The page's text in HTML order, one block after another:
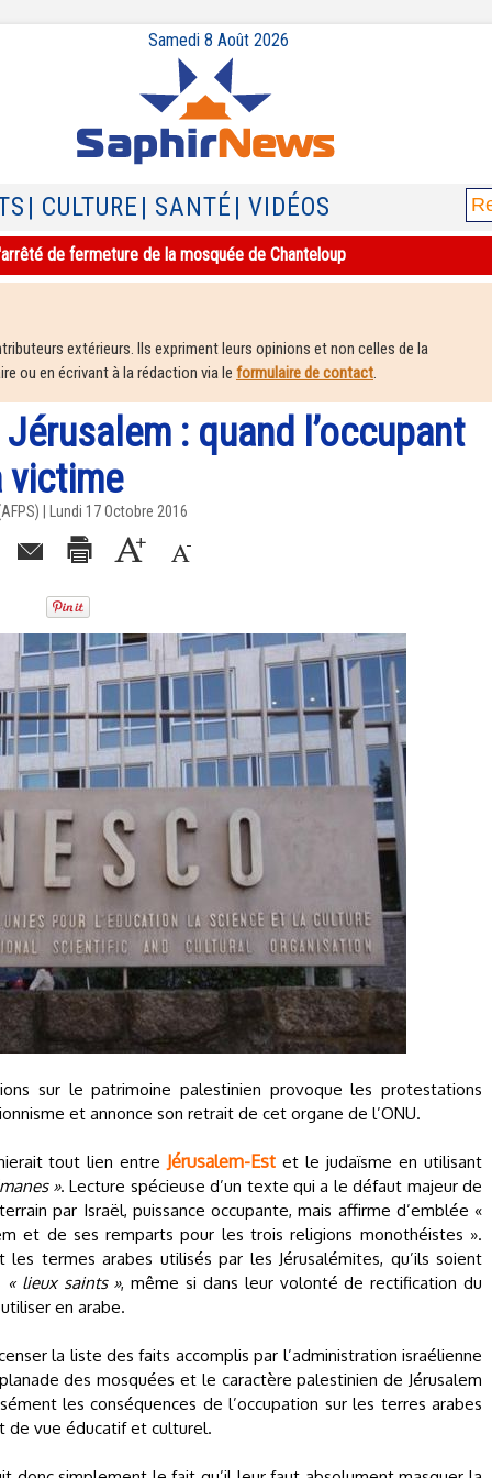
Samedi 8 Août 2026
| CULTURE | SANTÉ | VIDÉOS
de fermeture de la mosquée de Chanteloup
extérieurs. Ils expriment leurs opinions et non celles de la
ou en écrivant à la rédaction via le formulaire de contact.
: quand l’occupant
victime
| Lundi 17 Octobre 2016
sur le patrimoine palestinien provoque les protestations
et annonce son retrait de cet organe de l’ONU.
tout lien entre Jérusalem-Est et le judaïsme en utilisant
». Lecture spécieuse d’un texte qui a le défaut majeur de
par Israël, puissance occupante, mais affirme d’emblée «
et de ses remparts pour les trois religions monothéistes ».
les termes arabes utilisés par les Jérusalémites, qu’ils soient
« lieux saints », même si dans leur volonté de rectification du
en arabe.
la liste des faits accomplis par l’administration israélienne
des mosquées et le caractère palestinien de Jérusalem
les conséquences de l’occupation sur les terres arabes
de vue éducatif et culturel.